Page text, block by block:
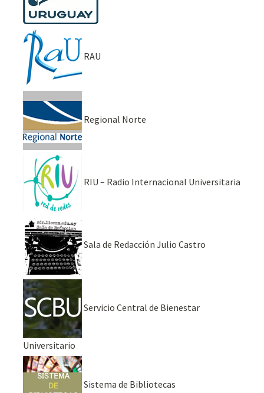
RAU
Regional Norte
RIU – Radio Internacional Universitaria
Sala de Redacción Julio Castro
Servicio Central de Bienestar
Universitario
Sistema de Bibliotecas